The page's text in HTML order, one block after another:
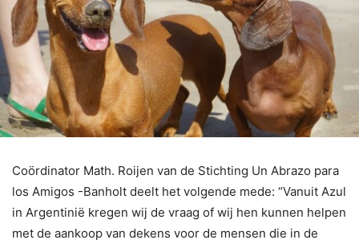
Coördinator Math. Roijen van de Stichting Un Abrazo para
los Amigos -Banholt deelt het volgende mede: “Vanuit Azul
in Argentinië kregen wij de vraag of wij hen kunnen helpen
met de aankoop van dekens voor de mensen die in de